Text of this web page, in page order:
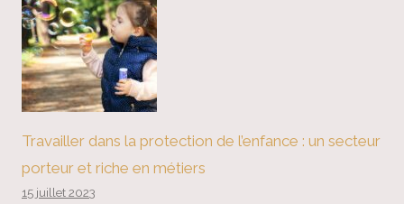
Travailler dans la protection de l’enfance : un secteur
porteur et riche en métiers
15 juillet 2023